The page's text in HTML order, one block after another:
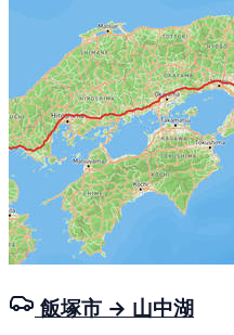
飯塚市 → 山中湖